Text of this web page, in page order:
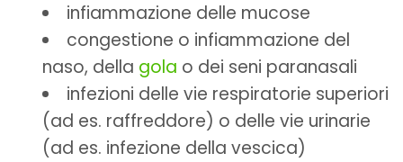
infiammazione delle mucose
congestione o infiammazione del
naso, della gola o dei seni paranasali
infezioni delle vie respiratorie superiori
(ad es. raffreddore) o delle vie urinarie
(ad es. infezione della vescica)